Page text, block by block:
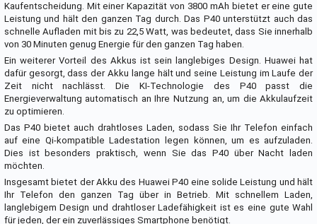
Kaufentscheidung. Mit einer Kapazität von 3800 mAh bietet er eine gute
Leistung und hält den ganzen Tag durch. Das P40 unterstützt auch das
schnelle Aufladen mit bis zu 22,5 Watt, was bedeutet, dass Sie innerhalb
von 30 Minuten genug Energie für den ganzen Tag haben.
Ein weiterer Vorteil des Akkus ist sein langlebiges Design. Huawei hat
dafür gesorgt, dass der Akku lange hält und seine Leistung im Laufe der
Zeit nicht nachlässt. Die KI-Technologie des P40 passt die
Energieverwaltung automatisch an Ihre Nutzung an, um die Akkulaufzeit
zu optimieren.
Das P40 bietet auch drahtloses Laden, sodass Sie Ihr Telefon einfach
auf eine Qi-kompatible Ladestation legen können, um es aufzuladen.
Dies ist besonders praktisch, wenn Sie das P40 über Nacht laden
möchten.
Insgesamt bietet der Akku des Huawei P40 eine solide Leistung und hält
Ihr Telefon den ganzen Tag über in Betrieb. Mit schnellem Laden,
langlebigem Design und drahtloser Ladefähigkeit ist es eine gute Wahl
für jeden, der ein zuverlässiges Smartphone benötigt.